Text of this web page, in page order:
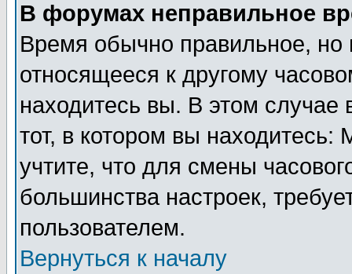
В форумах неправильное
Время обычно правильное,
относящееся к другому
находитесь вы. В этом
тот, в котором вы
учтите, что для смены
большинства настроек,
пользователем.
Вернуться к началу